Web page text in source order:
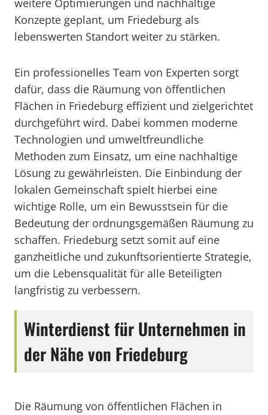
weitere Optimierungen und nachhaltige
Konzepte geplant, um Friedeburg als
lebenswerten Standort weiter zu stärken.
Ein professionelles Team von Experten sorgt
dafür, dass die Räumung von öffentlichen
Flächen in Friedeburg effizient und zielgerichtet
durchgeführt wird. Dabei kommen moderne
Technologien und umweltfreundliche
Methoden zum Einsatz, um eine nachhaltige
Lösung zu gewährleisten. Die Einbindung der
lokalen Gemeinschaft spielt hierbei eine
wichtige Rolle, um ein Bewusstsein für die
Bedeutung der ordnungsgemäßen Räumung zu
schaffen. Friedeburg setzt somit auf eine
ganzheitliche und zukunftsorientierte Strategie,
um die Lebensqualität für alle Beteiligten
langfristig zu verbessern.
Winterdienst für Unternehmen in
der Nähe von Friedeburg
Die Räumung von öffentlichen Flächen in